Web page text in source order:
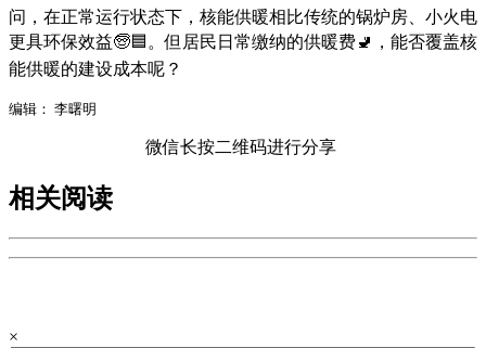
问，在正常运行状态下，核能供暖相比传统的锅炉房、小火电
更具环保效益🧓🟦。但居民日常缴纳的供暖费🚽，能否覆盖核
能供暖的建设成本呢？
编辑： 李曙明
微信长按二维码进行分享
相关阅读
×